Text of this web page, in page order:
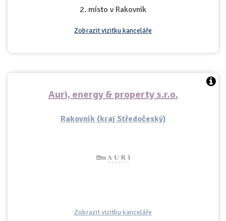
2. místo v Rakovník
Zobrazit vizitku kanceláře
Auri, energy & property s.r.o.
Rakovník (kraj Středočeský)
Zobrazit vizitku kanceláře